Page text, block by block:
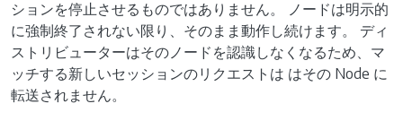
ションを停止させるものではありません。 ノードは明示的
に強制終了されない限り、そのまま動作し続けます。 ディ
ストリビューターはそのノードを認識しなくなるため、マ
ッチする新しいセッションのリクエストは はその Node に
転送されません。